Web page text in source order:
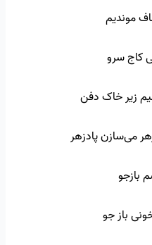
موندیم
کاج سرو
زیر خاک دفن
می‌سازن پادزهر
بازجو
باز جو